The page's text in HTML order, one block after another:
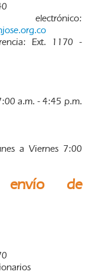
Ext. 1170 -
a.m. - 4:45 p.m.
a Viernes 7:00
de